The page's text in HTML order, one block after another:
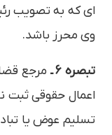
ای که به تصویب
وی محرز باشد.
تبصره ۶ ـ
مرجع
اعمال حقوقی ثبت
تسلیم عوض یا